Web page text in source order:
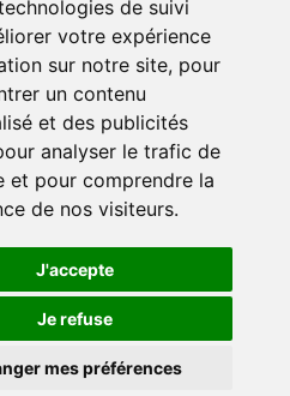
de suivi
votre expérience
sur notre site, pour
un contenu
et des publicités
analyser le trafic de
et pour comprendre la
de nos visiteurs.
J'accepte
Je refuse
mes préférences
commentaires ne
et sont
désolé
Accueil